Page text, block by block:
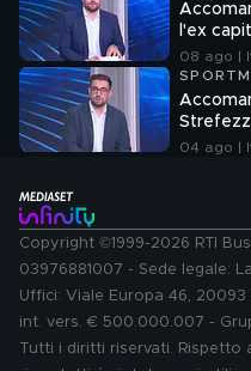
l'ex
08 ago |
04 ago |
Copyright ©1999-2026 RTI
03976881007 - Sede legale:
Uffici: Viale Europa 46,
int. vers. € 500.000.007 -
Tutti i diritti riservati. Rispetto